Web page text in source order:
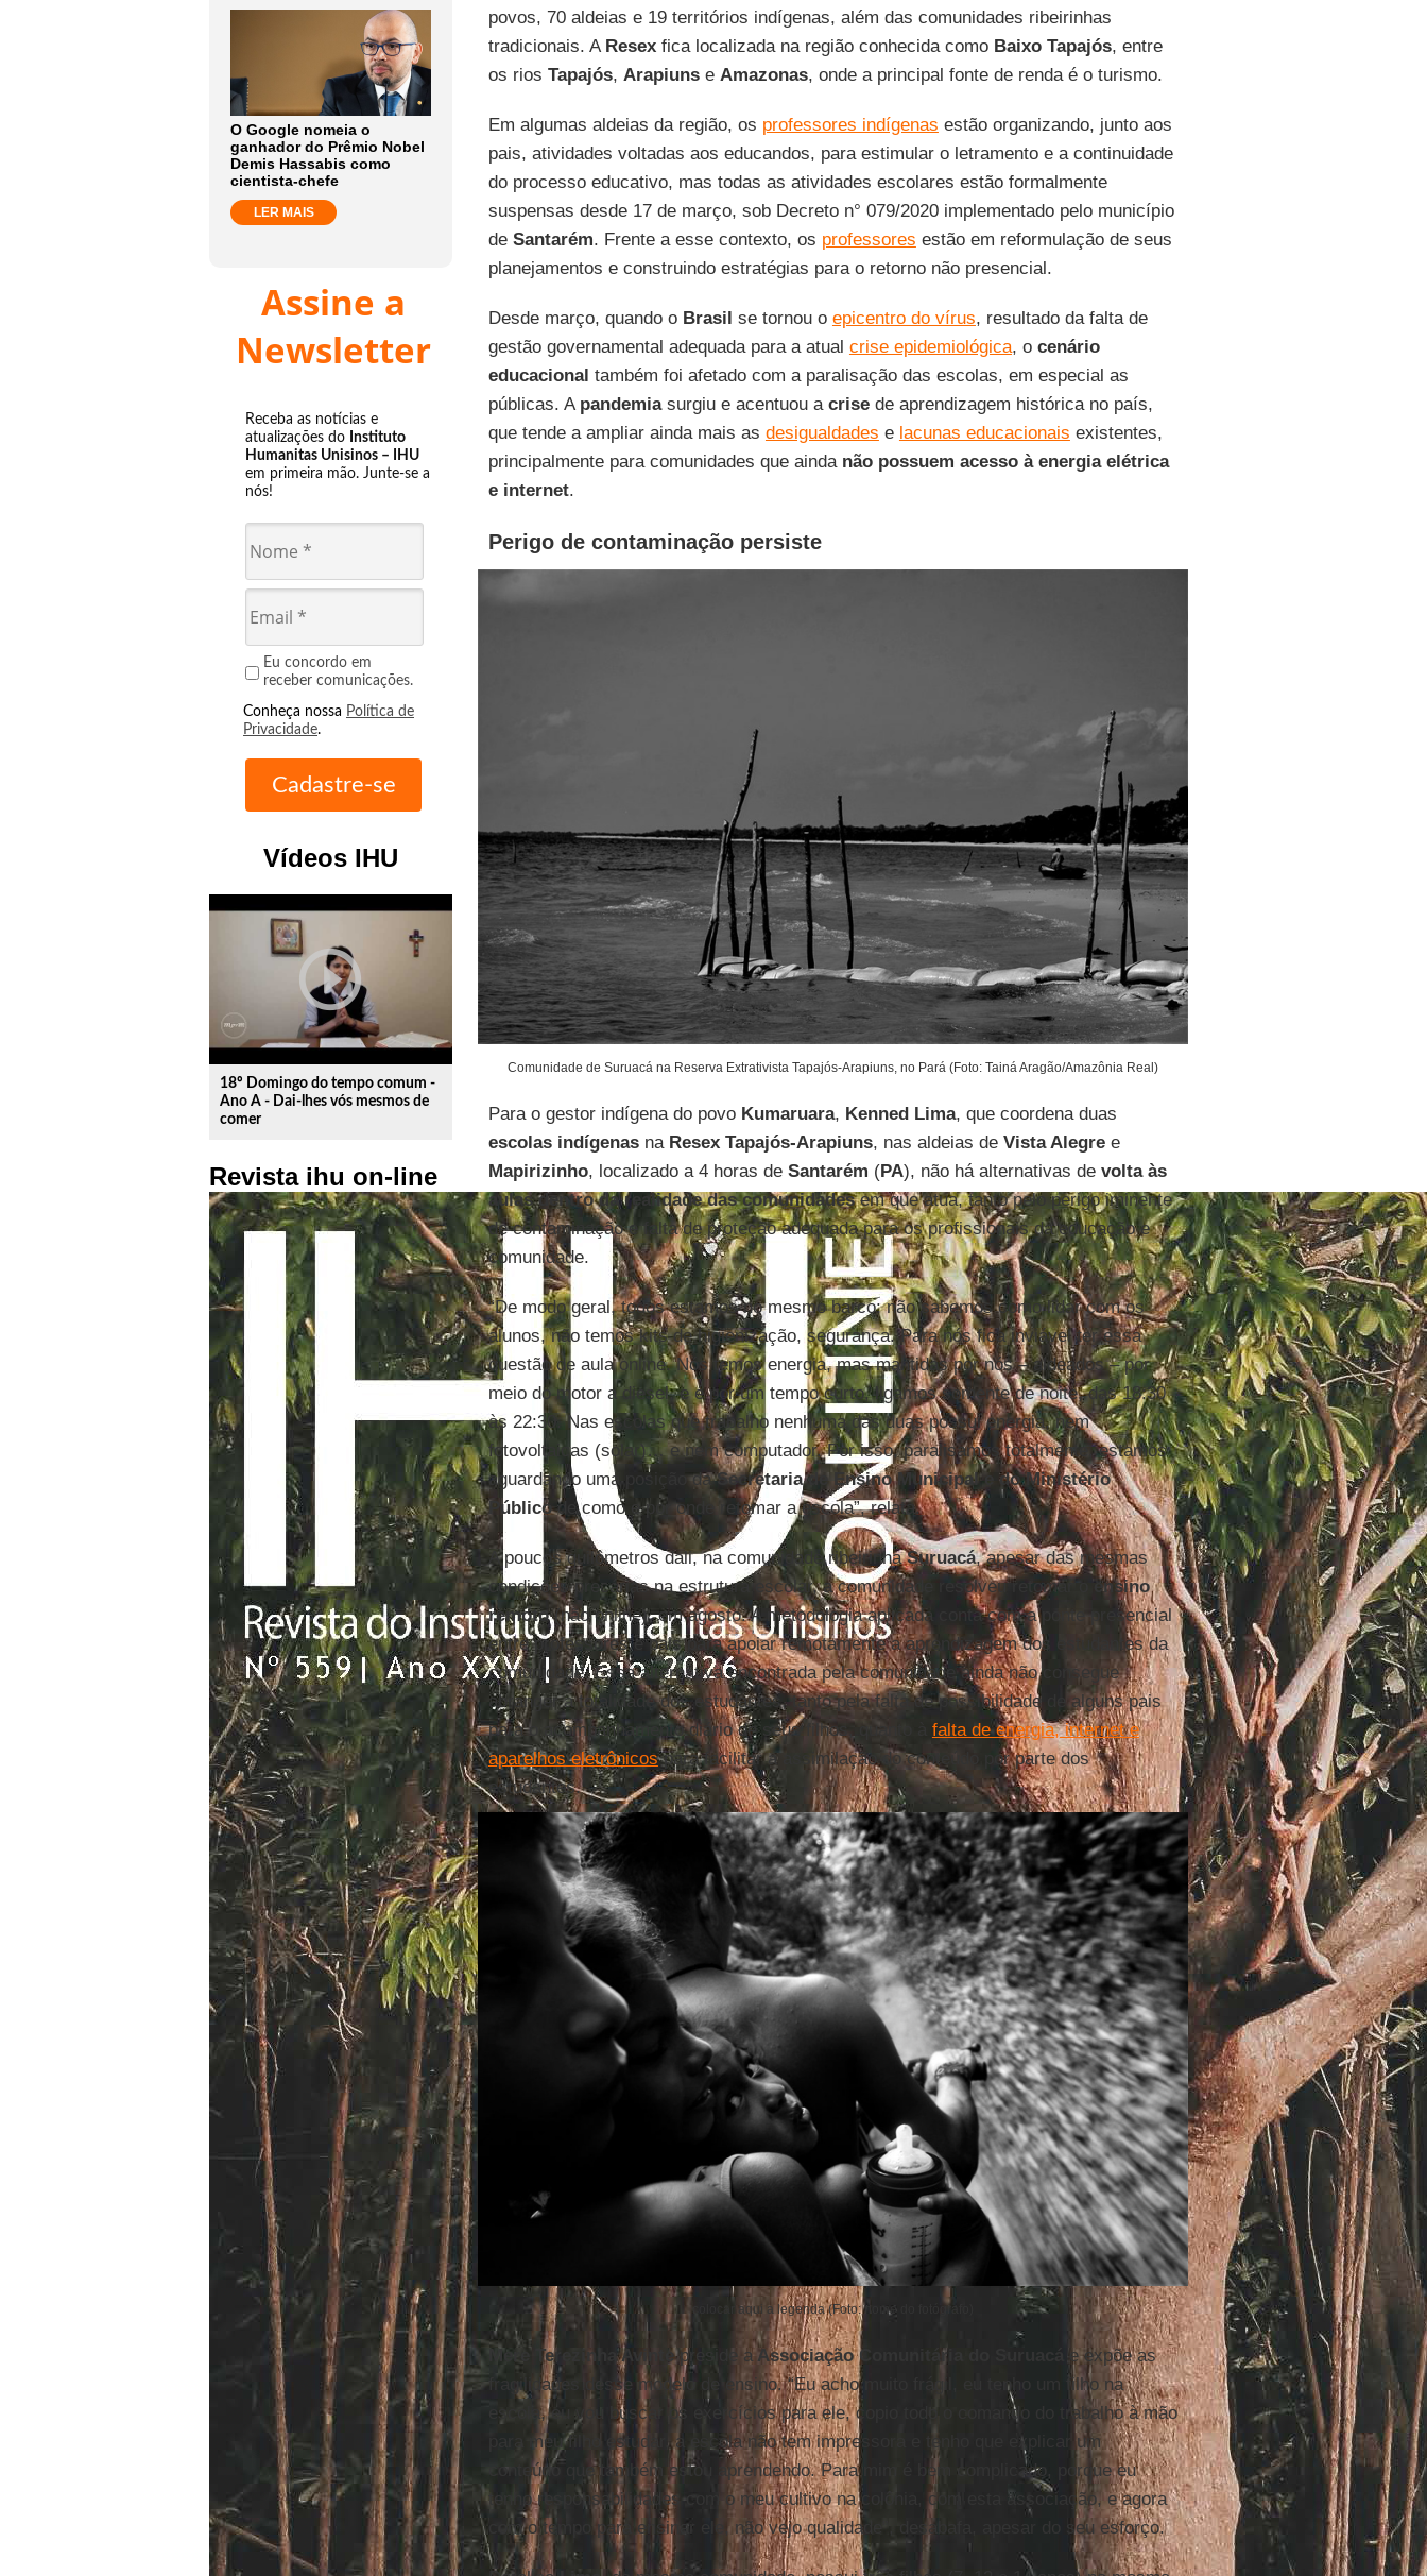
O Google nomeia o
ganhador do Prêmio Nobel
Demis Hassabis como
cientista-chefe
LER MAIS
Assine a
Newsletter
Receba as notícias e
atualizações do Instituto
Humanitas Unisinos – IHU
em primeira mão. Junte-se a
nós!
Eu concordo em
receber comunicações.
Conheça nossa Política de
Privacidade.
Vídeos IHU
play_circle_outline
18º Domingo do tempo comum -
Ano A - Dai-lhes vós mesmos de
comer
Revista ihu on-line
povos, 70 aldeias e 19 territórios indígenas, além das comunidades ribeirinhas
tradicionais. A Resexfica localizada na região conhecida como Baixo Tapajós, entre
os rios Tapajós, Arapiunse Amazonas, onde a principal fonte de renda é o turismo.
Em algumas aldeias da região, os professores indígenas estão organizando, junto aos
pais, atividades voltadas aos educandos, para estimular o letramento e a continuidade
do processo educativo, mas todas as atividades escolares estão formalmente
suspensas desde 17 de março, sob Decreto n° 079/2020 implementado pelo município
de Santarém. Frente a esse contexto, os professores estão em reformulação de seus
planejamentos e construindo estratégias para o retorno não presencial.
Desde março, quando o Brasil se tornou o epicentro do vírus, resultado da falta de
gestão governamental adequada para a atual crise epidemiológica, o cenário
educacional também foi afetado com a paralisação das escolas, em especial as
públicas. A pandemiasurgiu e acentuou a crisede aprendizagem histórica no país,
que tende a ampliar ainda mais as desigualdades e lacunas educacionais existentes,
principalmente para comunidades que ainda não possuem acesso à energia elétrica
e internet.
Perigo de contaminação persiste
Comunidade de Suruacá na Reserva Extrativista Tapajós-Arapiuns, no Pará (Foto: Tainá Aragão/Amazônia Real)
Para o gestor indígena do povo Kumaruara, Kenned Lima, que coordena duas
escolas indígenasna Resex Tapajós-Arapiuns, nas aldeias de Vista Alegree
Mapirizinho, localizado a 4 horas de Santarém (PA), não há alternativas de volta às
aulas dentro da realidade das comunidadesem que atua, tanto pelo perigo iminente
de contaminação e falta de proteção adequada para os profissionais da educação e
comunidade.
“De modo geral, todos estamos no mesmo barco: não sabemos como lidar com os
alunos, não temos kits de higienização, segurança. Para nós fica inviável ter essa
questão de aula online. Nós temos energia, mas mantidas por nós – aldeados – por
meio do motor a diesel, e é por um tempo curto, ligamos somente de noite, das 18:30
às 22:30. Nas escolas que trabalho nenhuma das duas possui energia, nem
fotovoltaicas (solar)… e nem computador. Por isso, paralisamos totalmente, estamos
aguardando uma posição daSecretaria de Ensino Municipal e do Ministério
Públicode como e por onde retomar a escola”, relata.
A poucos quilômetros dali, na comunidade ribeirinhaSuruacá, apesar das mesmas
condições precárias na estrutura escolar, a comunidade resolveu retomar o
ensino
remoto(não online), em agosto. A metodologia aplicada conta com a ponte presencial
entre professores e pais para apoiar remotamente a aprendizagem dos estudantes da
comunidade. Essa alternativa encontrada pela comunidade ainda não consegue
abranger a totalidade dos estudantes, tanto pela falta de possibilidade de alguns pais
para o acompanhamento diário de seus filhos, quanto à falta de energia, internet e
aparelhos eletrônicospara facilitar a assimilação do conteúdo por parte dos
estudantes.
colocar aqui a legenda (Foto: nome do fotógrafo)
Mere Terezinha Avintepreside aAssociação Comunitária do Suruacá
e expõe as
fragilidades desse modelo de ensino. “Eu acho muito frágil, eu tenho um filho na
escola, eu vou buscar os exercícios para ele, copio todo o comando do trabalho à mão
para meu filho estudar, a escola não tem impressora e tenho que explicar um
conteúdo que também estou aprendendo. Para mim é bem complicado, porque eu
tenho responsabilidades com o meu cultivo na colônia, com esta associação, e agora
com o tempo para ensinar ele, não vejo qualidade”, desabafa, apesar do seu esforço.